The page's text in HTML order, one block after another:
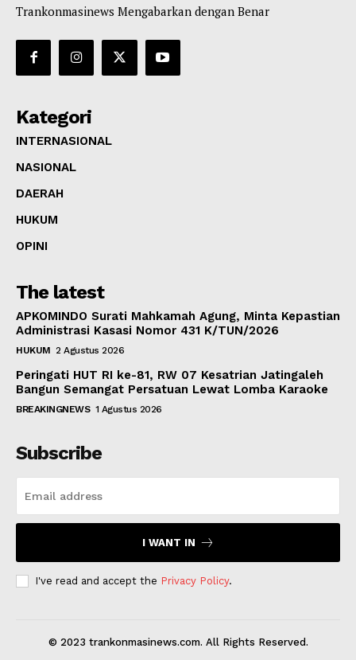
Trankonmasinews Mengabarkan dengan Benar
Kategori
INTERNASIONAL
NASIONAL
DAERAH
HUKUM
OPINI
The latest
APKOMINDO Surati Mahkamah Agung, Minta Kepastian
Administrasi Kasasi Nomor 431 K/TUN/2026
HUKUM 2 Agustus 2026
Peringati HUT RI ke-81, RW 07 Kesatrian Jatingaleh
Bangun Semangat Persatuan Lewat Lomba Karaoke
BREAKINGNEWS 1 Agustus 2026
Subscribe
I WANT IN
I've read and accept the Privacy Policy.
© 2023 trankonmasinews.com. All Rights Reserved.